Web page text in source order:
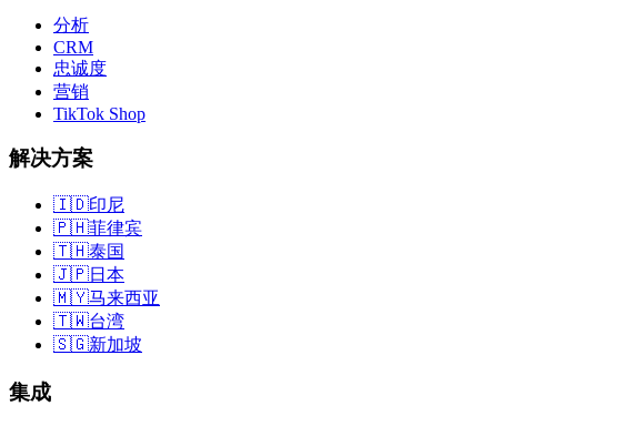
分析
CRM
忠诚度
营销
TikTok Shop
解决方案
🇮🇩印尼
🇵🇭菲律宾
🇹🇭泰国
🇯🇵日本
🇲🇾马来西亚
🇹🇼台湾
🇸🇬新加坡
集成